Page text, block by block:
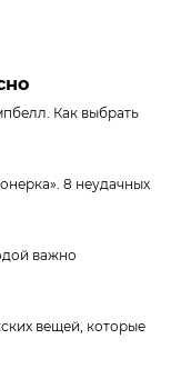
Как выбрать
8 неудачных
важно
вещей, которые